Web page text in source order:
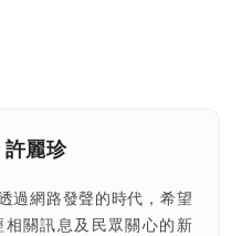
許麗珍
過網路發聲的時代，希望
關訊息及民眾關心的新